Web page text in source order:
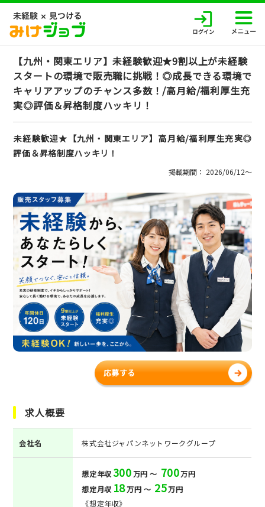
【九州・関東エリア】未経験歓迎★9割以上が未経験
スタートの環境で販売職に挑戦！◎成長できる環境で
キャリアアップのチャンス多数！/高月給/福利厚生充
実◎評価＆昇格制度ハッキリ！
未経験歓迎★【九州・関東エリア】高月給/福利厚生充実◎
評価＆昇格制度ハッキリ！
掲載期間： 2026/06/12〜
応募する
求人概要
会社名 株式会社ジャパンネットワークグループ
想定年収300万円 ～ 700万円
想定月収 18万円 ～ 25万円
《想定年収》